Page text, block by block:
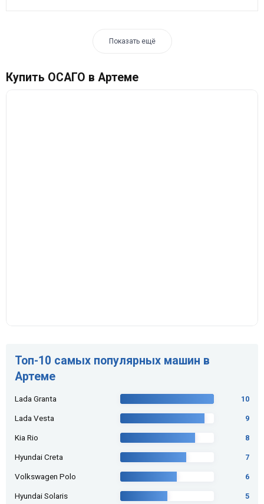
Показать ещё
Купить ОСАГО в Артеме
Топ-10 самых популярных машин в
Артеме
Lada Granta 10
Lada Vesta 9
Kia Rio 8
Hyundai Creta 7
Volkswagen Polo 6
Hyundai Solaris 5